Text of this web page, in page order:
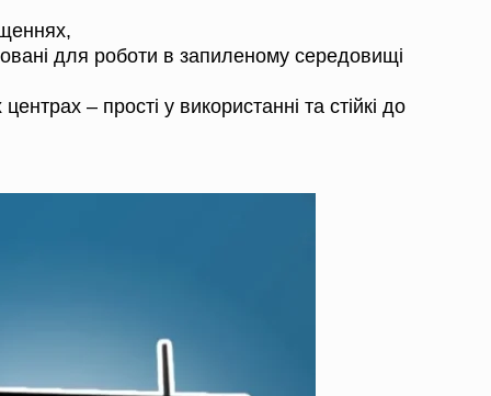
для роботи в запиленому середовищі
– прості у використанні та стійкі до